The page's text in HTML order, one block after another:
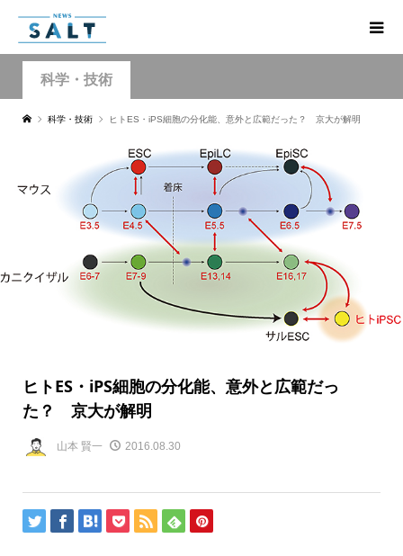
科学・技術
科学・技術 ヒトES・iPS細胞の分化能、意外と広範だった？ 京大が解明
ヒトES・iPS細胞の分化能、意外と広範だっ
た？ 京大が解明
山本 賢一 2016.08.30